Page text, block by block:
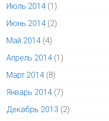
Июль 2014 (1)
Июнь 2014 (2)
Май 2014 (4)
Апрель 2014 (1)
Март 2014 (8)
Январь 2014 (7)
Декабрь 2013 (2)